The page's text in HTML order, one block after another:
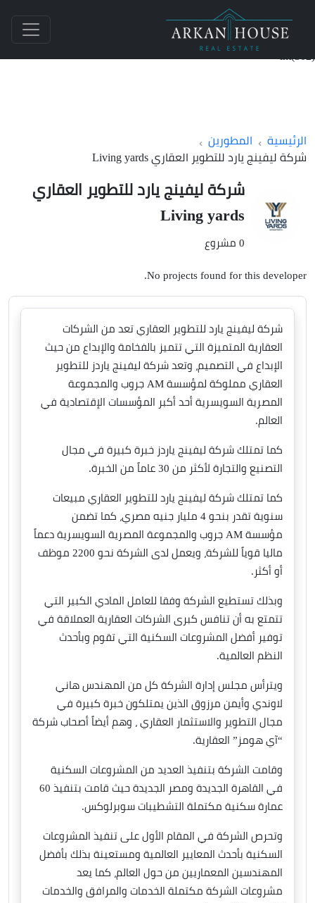
الرئيسية
المطورين
شركة ليفينج يارد للتطوير العقاري Living yards
شركة ليفينج يارد للتطوير العقاري
Living yards
0 مشروع
No projects found for this developer.
شركة ليفينج يارد للتطوير العقاري تعد من الشركات
العقارية المتميزة التي تتميز بالفخامة والإبداع من حيث
الإبداع في التصميم، وتعد شركة ليفينج ياردز للتطوير
العقاري مملوكة لمؤسسة AM جروب والمجموعة
المصرية السويسرية أحد أكبر المؤسسات الإقتصادية في
العالم.
كما تمتلك شركة ليفينج ياردز خبرة كبيرة في مجال
التصنيع والتجارة لأكثر من 30 عاماً من الخبرة.
كما تمتلك شركة ليفينج يارد للتطوير العقاري مبيعات
سنوية تقدر بنحو 4 مليار جنيه مصري، كما تضمن
مؤسسة AM جروب والمجموعة المصرية السويسرية دعماً
ماليا قوياً للشركة، ويعمل لدى الشركة نحو 2200 موظف
أو أكثر.
وبذلك تستطيع الشركة وفقا للعامل المادي الكبير التي
تتمتع به أن تنافس كبرى الشركات العقارية العملاقة في
توفير أفضل المشروعات السكنية التي تقوم وبأحدث
النظم العالمية.
ويترأس مجلس إدارة الشركة كل من المهندس هاني
لاوندي وأيمن مرزوق الذين يمتلكون خبرة كبيرة في
مجال التطوير والاستثمار العقاري ، وهم أيضاً أصحاب شركة
“آي هومز” العقارية.
وقامت الشركة بتنفيذ العديد من المشروعات السكنية
في القاهرة الجديدة ومصر الجديدة حيث قامت بتنفيذ 60
عمارة سكنية مكتملة التشطيبات سوبرلوكس.
وتحرص الشركة في المقام الأول على تنفيذ المشروعات
السكنية بأحدث المعايير العالمية ومستعينة بذلك بأفضل
المهندسين المعماريين من حول العالم، كما يعد
مشروعات الشركة مكتملة الخدمات والمرافق والخدمات